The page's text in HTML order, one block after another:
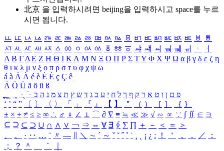
北京 을 입력하시려면 beijing을 입력하시고 space를 누르
시면 됩니다.
ㅥ ㅦ ㅧ ㅨ ㅩ ㅪ ㅫ ㅬ ㅭ ㅮ ㅯ ㅰ ㅱ ㅲ ㅳ ㅴ ㅵ ㅶ ㅷ ㅸ
ㅹ
ㅺ ㅻ ㅼ ㅽ ㅾ ㅿ ㆀ ㆁ ㆂ ㆃ ㆄ ㆅ ㆆ ㆇ ㆈ ㆉ ㆊ ㆋ ㆌ ㆍ
ㆎ
Α Β ΓΔ Ε Ζ Η Θ Ι ΚΛ Μ Ν Ξ Ο Π Ρ Σ ΤΥ Φ Χ Ψ Ω α β γ δ ε ζ η
θ ι κ λ μ ν ξ ο π ρ σ τ υ φ χ ψ ω
á à Á À é è É È ç Ç ê
Ä Ö Ü ä ö ü ß
ִֶֹ ֻּ ׁׂ פ ם ן ו ט א ר ק ף ך ל ח י ע כ ג ד ש ץ ת צ מ נ ה ב
‘ ’ “ ” 〔 〕 〈 〉 「 」 『 』 【 】 ＂ （ ） ［ ］ ｛ ｝
± × ÷ ≠ ≤ ≥ ∞ ∴ ♂ ♀ ∠ ⊥ ⌒ ∂ ∇ ≡ ≒ ≪ ≫ √ ∽ ∝ ∵ ∫ ∬ ∈ ∋
⊆ ⊇ ⊂ ⊃ ∪ ∩ ∧ ∨ ￢ ⇒ ⇔ ∀ ∃ ∮ ∑ ∏ ＋ － ＜ ＝
＞
、
。 · ‥ … ¨ 〃 ― ＼ ∼ ´ ～ ˇ ˘ ˝ ˚ ˙ ¸ ¡ ¿ ː ！ ＇ ， ． ／
：
；
？ ＾ ｀